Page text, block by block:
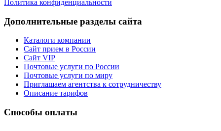
Политика конфиденциальности
Дополнительные разделы сайта
Каталоги компании
Сайт прием в России
Сайт VIP
Почтовые услуги по России
Почтовые услуги по миру
Приглашаем агентства к сотрудничеству
Описание тарифов
Способы оплаты